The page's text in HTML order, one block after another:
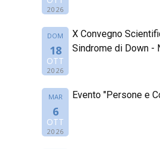
2026
DOM
18
OTT
2026
X Convegno
Sindrome di Down -
MAR
6
OTT
2026
Evento "Persone e